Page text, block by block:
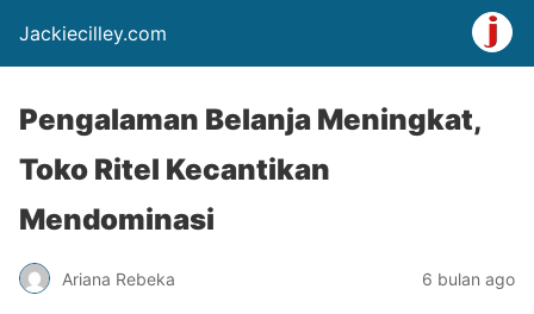
Jackiecilley.com
Pengalaman Belanja Meningkat,
Toko Ritel Kecantikan
Mendominasi
Ariana Rebeka 6 bulan ago